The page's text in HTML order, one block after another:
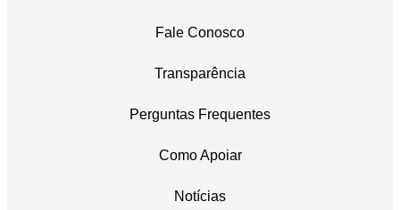
Fale Conosco
Transparência
Perguntas Frequentes
Como Apoiar
Notícias